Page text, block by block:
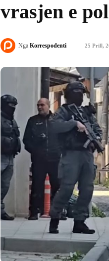
vrasjen e
25 Prill,
Nga Korrespodenti